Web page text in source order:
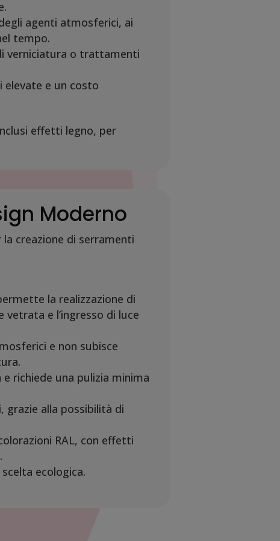
agenti atmosferici, ai
tempo.
verniciatura o trattamenti
elevate e un costo
effetti legno, per
Moderno
creazione di serramenti
la realizzazione di
e l’ingresso di luce
e non subisce
richiede una pulizia minima
alla possibilità di
RAL, con effetti
ecologica.